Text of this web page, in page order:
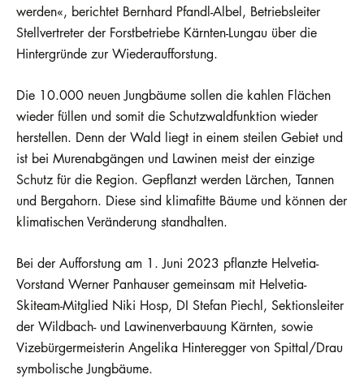
werden«, berichtet Bernhard Pfandl-Albel, Betriebsleiter
Stellvertreter der Forstbetriebe Kärnten-Lungau über die
Hintergründe zur Wiederaufforstung.
Die 10.000 neuen Jungbäume sollen die kahlen Flächen
wieder füllen und somit die Schutzwaldfunktion wieder
herstellen. Denn der Wald liegt in einem steilen Gebiet und
ist bei Murenabgängen und Lawinen meist der einzige
Schutz für die Region. Gepflanzt werden Lärchen, Tannen
und Bergahorn. Diese sind klimafitte Bäume und können der
klimatischen Veränderung standhalten.
Bei der Aufforstung am 1. Juni 2023 pflanzte Helvetia-
Vorstand Werner Panhauser gemeinsam mit Helvetia-
Skiteam-Mitglied Niki Hosp, DI Stefan Piechl, Sektionsleiter
der Wildbach- und Lawinenverbauung Kärnten, sowie
Vizebürgermeisterin Angelika Hinteregger von Spittal/Drau
symbolische Jungbäume.